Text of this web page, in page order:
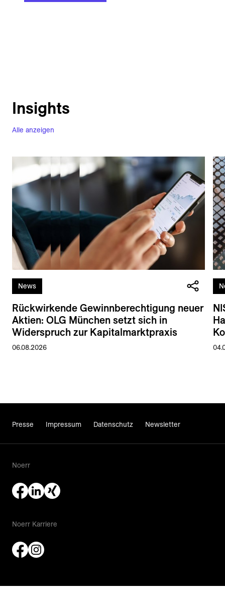
Alle anzeigen
Insights
News
Rückwirkende Gewinnberechtigung neuer
Aktien: OLG München setzt sich in
Widerspruch zur Kapitalmarktpraxis
06.08.2026
Presse Impressum Datenschutz Newsletter
Noerr
Noerr Karriere